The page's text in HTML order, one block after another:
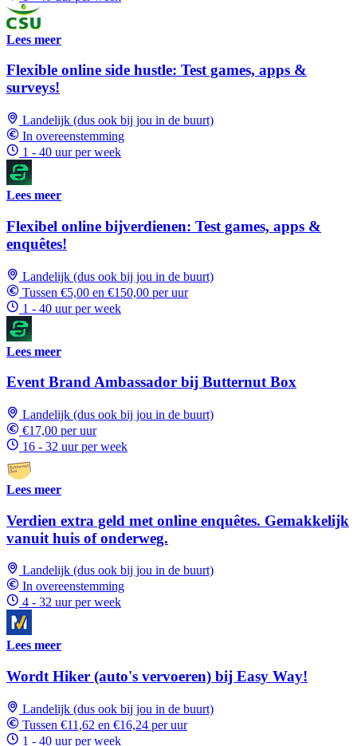
Lees meer
Flexible online side hustle: Test games, apps &
surveys!
Landelijk (dus ook bij jou in de buurt)
In overeenstemming
1 - 40 uur per week
Lees meer
Flexibel online bijverdienen: Test games, apps &
enquêtes!
Landelijk (dus ook bij jou in de buurt)
Tussen €5,00 en €150,00 per uur
1 - 40 uur per week
Lees meer
Event Brand Ambassador bij Butternut Box
Landelijk (dus ook bij jou in de buurt)
€17,00 per uur
16 - 32 uur per week
Lees meer
Verdien extra geld met online enquêtes. Gemakkelijk
vanuit huis of onderweg.
Landelijk (dus ook bij jou in de buurt)
In overeenstemming
4 - 32 uur per week
Lees meer
Wordt Hiker (auto's vervoeren) bij Easy Way!
Landelijk (dus ook bij jou in de buurt)
Tussen €11,62 en €16,24 per uur
1 - 40 uur per week